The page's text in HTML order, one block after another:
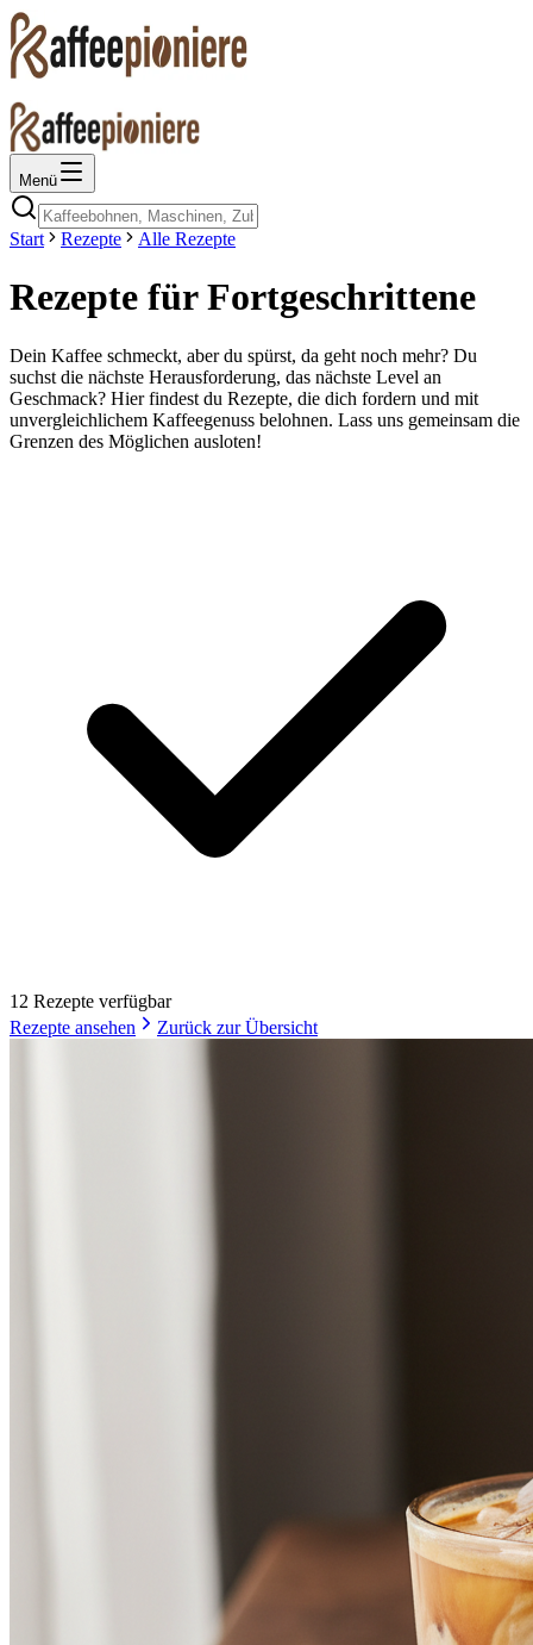
Menü
Start Rezepte Alle Rezepte
Rezepte für Fortgeschrittene
Dein Kaffee schmeckt, aber du spürst, da geht noch mehr? Du
suchst die nächste Herausforderung, das nächste Level an
Geschmack? Hier findest du Rezepte, die dich fordern und mit
unvergleichlichem Kaffeegenuss belohnen. Lass uns gemeinsam die
Grenzen des Möglichen ausloten!
12 Rezepte verfügbar
Rezepte ansehen
Zurück zur Übersicht